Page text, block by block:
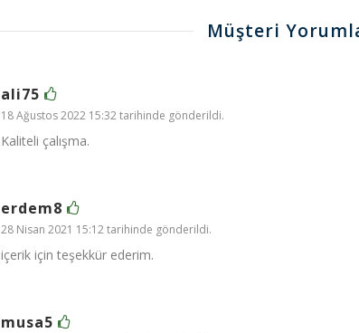
Müşteri
ali75
18 Ağustos 2022 15:32 tarihinde gönderildi.
Kaliteli çalışma.
erdem8
28 Nisan 2021 15:12 tarihinde gönderildi.
içerik için teşekkür ederim.
musa5